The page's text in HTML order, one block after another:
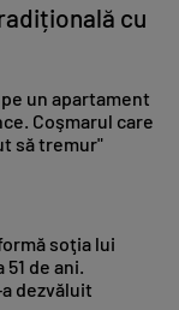
cu
un apartament
Coşmarul care
să tremur"
soţia lui
de ani.
dezvăluit